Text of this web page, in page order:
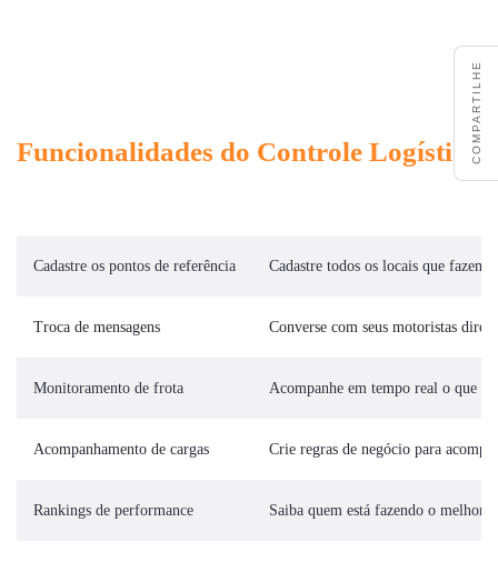
COMPARTILHE
Funcionalidades do Controle Logístico
Cadastre os pontos de referência Cadastre todos os locais que fazem
Troca de mensagens Converse com seus motoristas
Monitoramento de frota Acompanhe em tempo real o que
Acompanhamento de cargas Crie regras de negócio para
Rankings de performance Saiba quem está fazendo o melhor